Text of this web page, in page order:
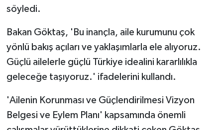
söyledi.
Bakan Göktaş, 'Bu inançla, aile kurumunu çok
yönlü bakış açıları ve yaklaşımlarla ele alıyoruz.
Güçlü ailelerle güçlü Türkiye idealini kararlılıkla
geleceğe taşıyoruz.' ifadelerini kullandı.
'Ailenin Korunması ve Güçlendirilmesi Vizyon
Belgesi ve Eylem Planı' kapsamında önemli